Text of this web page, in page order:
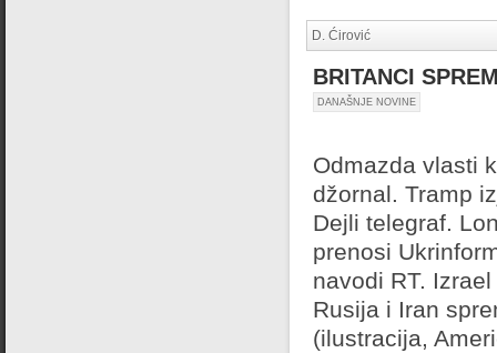
D. Ćirović
BRITANCI
DANAŠNJE NOVINE
Odmazda vlasti
džornal. Tramp
Dejli telegraf.
prenosi
navodi RT.
Rusija i Iran
(ilustracija,